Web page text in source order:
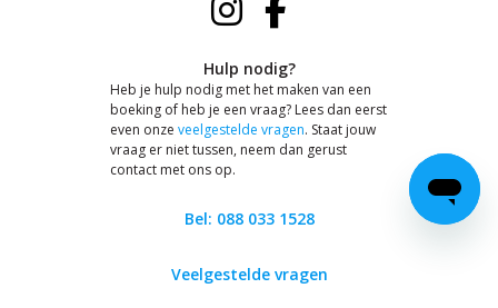
Hulp nodig?
Heb je hulp nodig met het maken van een
boeking of heb je een vraag? Lees dan eerst
even onze veelgestelde vragen. Staat jouw
vraag er niet tussen, neem dan gerust
contact met ons op.
Bel: 088 033 1528
Veelgestelde vragen